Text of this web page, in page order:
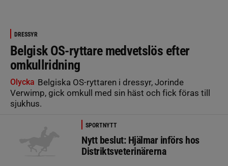
DRESSYR
Belgisk OS-ryttare medvetslös efter
omkullridning
Olycka Belgiska OS-ryttaren i dressyr, Jorinde
Verwimp, gick omkull med sin häst och fick föras till
sjukhus.
SPORTNYTT
Nytt beslut: Hjälmar införs hos
Distriktsveterinärerna